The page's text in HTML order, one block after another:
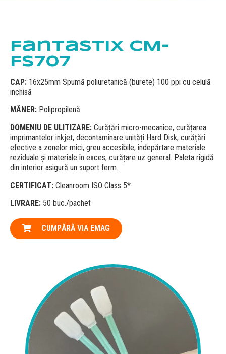
Fantastix CM-
FS707
CAP: 16x25mm Spumă poliuretanică (burete) 100 ppi cu celulă
inchisă
MÂNER: Polipropilenă
DOMENIU DE ULITIZARE: Curățări micro-mecanice, curățarea
imprimantelor inkjet, decontaminare unități Hard Disk, curățări
efective a zonelor mici, greu accesibile, îndepărtare materiale
reziduale și materiale în exces, curățare uz general. Paleta rigidă
din interior asigură un suport ferm.
CERTIFICAT: Cleanroom ISO Class 5*
LIVRARE: 50 buc./pachet
CUMPĂRĂ VIA EMAG